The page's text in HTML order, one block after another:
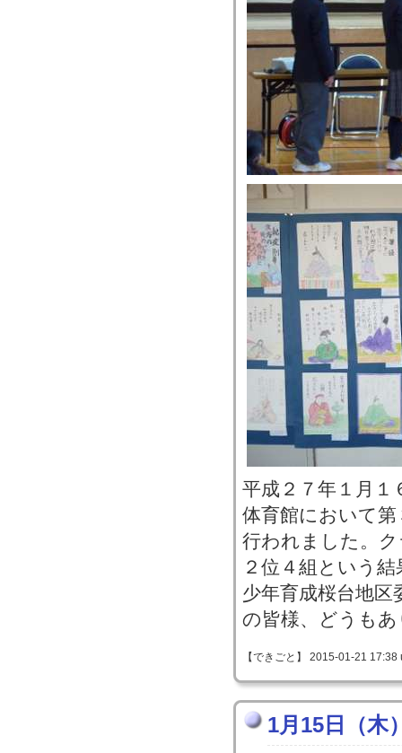
平成２７年１月１
体育館において第
行われました。
２位４組という
少年育成桜台地区
の皆様、どうも
【できごと】 2015-01-21
1月15日（木